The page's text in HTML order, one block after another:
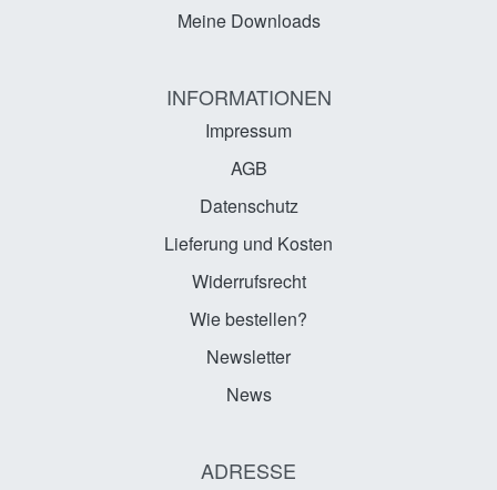
Meine Downloads
INFORMATIONEN
Impressum
AGB
Datenschutz
Lieferung und Kosten
Widerrufsrecht
Wie bestellen?
Newsletter
News
ADRESSE